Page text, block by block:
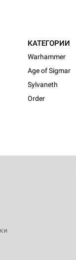
КАТЕГОРИИ
Warhammer
Age of Sigmar
Sylvaneth
Order
World Журнал
Братья
World Сумерки
Грозовой